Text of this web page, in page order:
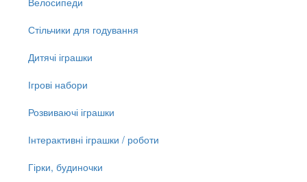
Стільчики для годування
Дитячі іграшки
Ігрові набори
Розвиваючі іграшки
Інтерактивні іграшки / роботи
Гірки, будиночки